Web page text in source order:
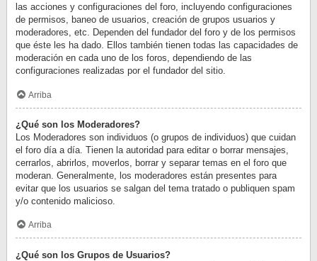
las acciones y configuraciones del foro, incluyendo configuraciones
de permisos, baneo de usuarios, creación de grupos usuarios y
moderadores, etc. Dependen del fundador del foro y de los permisos
que éste les ha dado. Ellos también tienen todas las capacidades de
moderación en cada uno de los foros, dependiendo de las
configuraciones realizadas por el fundador del sitio.
Arriba
¿Qué son los Moderadores?
Los Moderadores son individuos (o grupos de individuos) que cuidan
el foro día a día. Tienen la autoridad para editar o borrar mensajes,
cerrarlos, abrirlos, moverlos, borrar y separar temas en el foro que
moderan. Generalmente, los moderadores están presentes para
evitar que los usuarios se salgan del tema tratado o publiquen spam
y/o contenido malicioso.
Arriba
¿Qué son los Grupos de Usuarios?